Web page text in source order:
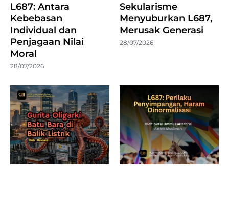
L687: Antara
Kebebasan
Individual dan
Penjagaan Nilai
Moral
28/07/2026
Sekularisme
Menyuburkan L687,
Merusak Generasi
28/07/2026